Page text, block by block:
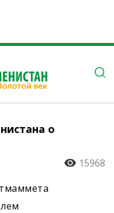
о
15968